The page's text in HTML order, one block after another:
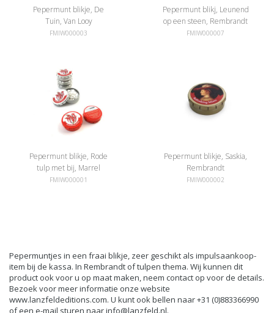
Pepermunt blikje, De
Tuin, Van Looy
FMIW000003
Pepermunt blikj, Leunend
op een steen, Rembrandt
FMIW000007
Pepermunt blikje, Rode
tulp met bij, Marrel
FMIW000001
Pepermunt blikje, Saskia,
Rembrandt
FMIW000002
Pepermuntjes in een fraai blikje, zeer geschikt als impulsaankoop-
item bij de kassa. In Rembrandt of tulpen thema. Wij kunnen dit
product ook voor u op maat maken, neem contact op voor de details.
Bezoek voor meer informatie onze website
www.lanzfeldeditions.com. U kunt ook bellen naar +31 (0)883366990
of een e-mail sturen naarinfo@lanzfeld.nl.